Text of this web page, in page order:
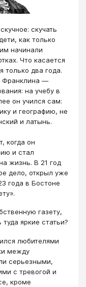
скучать
как только
начинали
Что касается
два года.
Франклина —
на учебу в
он учился сам:
и географию, не
и латынь.
когда он
и стал
жизнь. В 21 год
дело, открыл уже
года в Бостоне
газету,
яркие статьи?
любителями
между
серьезными,
с тревогой и
кроме